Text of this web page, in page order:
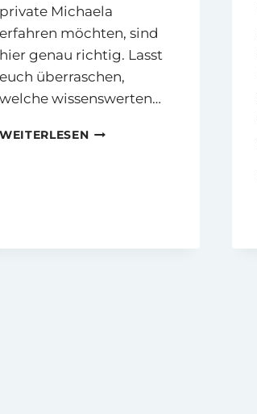
private Michaela
erfahren möchten, sind
hier genau richtig. Lasst
euch überraschen,
welche wissenswerten…
WEITERLESENFUN